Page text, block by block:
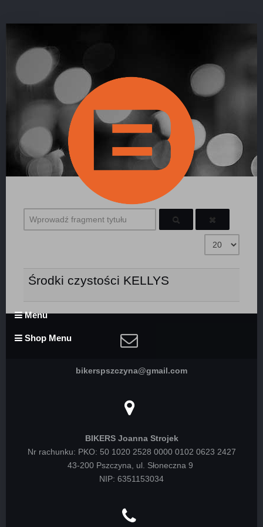
Menu
Shop Menu
Wprowadź fragment tytułu
Środki czystości KELLYS
bikerspszczyna@gmail.com
BIKERS Joanna Strojek
Nr rachunku: PKO: 50 1020 2528 0000 0102 0623 2427
43-200 Pszczyna, ul. Słoneczna 9
NIP: 6351153034